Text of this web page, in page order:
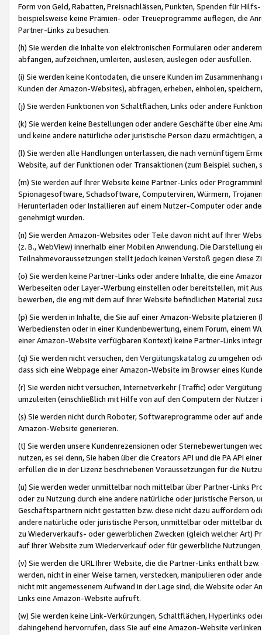
Form von Geld, Rabatten, Preisnachlässen, Punkten, Spenden für
beispielsweise keine Prämien- oder Treueprogramme auflegen, die
Partner-Links zu besuchen.
(h) Sie werden die Inhalte von elektronischen Formularen oder
abfangen, aufzeichnen, umleiten, auslesen, auslegen oder ausfüllen.
(i) Sie werden keine Kontodaten, die unsere Kunden im
Kunden der Amazon-Websites), abfragen, erheben, einholen,
(j) Sie werden Funktionen von Schaltflächen, Links oder andere
(k) Sie werden keine Bestellungen oder andere Geschäfte über eine
und keine andere natürliche oder juristische Person dazu
(l) Sie werden alle Handlungen unterlassen, die nach vernünftigem
Website, auf der Funktionen oder Transaktionen (zum Beispiel
(m) Sie werden auf Ihrer Website keine Partner-Links oder
Spionagesoftware, Schadsoftware, Computerviren, Würmern,
Herunterladen oder Installieren auf einem Nutzer-Computer oder
genehmigt wurden.
(n) Sie werden Amazon-Websites oder Teile davon nicht auf Ihrer
(z. B., WebView) innerhalb einer Mobilen Anwendung. Die Darstellung
Teilnahmevoraussetzungen stellt jedoch keinen Verstoß gegen diese
(o) Sie werden keine Partner-Links oder andere Inhalte, die eine
Werbeseiten oder Layer-Werbung einstellen oder bereitstellen, mit
bewerben, die eng mit dem auf Ihrer Website befindlichen Material
(p) Sie werden in Inhalte, die Sie auf einer Amazon-Website
Werbediensten oder in einer Kundenbewertung, einem Forum, einem
einer Amazon-Website verfügbaren Kontext) keine Partner-Links
(q) Sie werden nicht versuchen, den Vergütungskatalog zu umgehen
dass sich eine Webpage einer Amazon-Website im Browser eines
(r) Sie werden nicht versuchen, Internetverkehr (Traffic) oder
umzuleiten (einschließlich mit Hilfe von auf den Computern der
(s) Sie werden nicht durch Roboter, Softwareprogramme oder auf
Amazon-Website generieren.
(t) Sie werden unsere Kundenrezensionen oder Sternebewertungen
nutzen, es sei denn, Sie haben über die Creators API und die PA API
erfüllen die in der Lizenz beschriebenen Voraussetzungen für die
(u) Sie werden weder unmittelbar noch mittelbar über Partner-Links
oder zu Nutzung durch eine andere natürliche oder juristische
Geschäftspartnern nicht gestatten bzw. diese nicht dazu auffordern
andere natürliche oder juristische Person, unmittelbar oder mittelbar
zu Wiederverkaufs- oder gewerblichen Zwecken (gleich welcher Art)
auf Ihrer Website zum Wiederverkauf oder für gewerbliche
(v) Sie werden die URL Ihrer Website, die die Partner-Links enthält
werden, nicht in einer Weise tarnen, verstecken, manipulieren oder
nicht mit angemessenem Aufwand in der Lage sind, die Website oder
Links eine Amazon-Website aufruft.
(w) Sie werden keine Link-Verkürzungen, Schaltflächen, Hyperlinks
dahingehend hervorrufen, dass Sie auf eine Amazon-Website